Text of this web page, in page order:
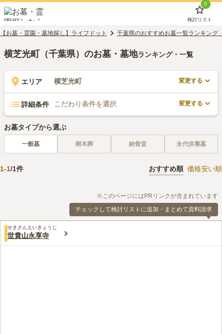
0
検討リスト
【お墓・霊園・墓地探し】ライフドット 千葉県のおすすめお墓一覧ランキング
横芝光町（千葉県）のお墓・墓地ランキング・一覧
エリア 横芝光町 変更する
詳細条件 こだわり条件を選択 変更する
お墓タイプから選ぶ
一般墓 樹木葬 納骨堂 永代供養墓
1-1/1件 おすすめ順 価格安い順
※このページにはPRリンクが含まれています
チェックして検討リストに追加・まとめて資料請求
せきさんえいきょうじ
世貴山永享寺